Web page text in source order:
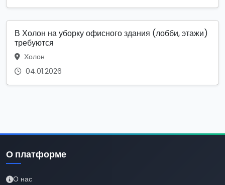
В Холон на уборку офисного здания (лобби, этажи)
требуются
Холон
04.01.2026
О платформе
О нас